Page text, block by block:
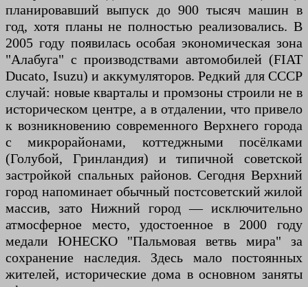
планировавший выпуск до 900 тысяч машин в
год, хотя планы не полностью реализовались. В
2005 году появилась особая экономическая зона
"Алабуга" с производствами автомобилей (FIAT
Ducato, Isuzu) и аккумуляторов. Редкий для СССР
случай: новые кварталы и промзоны строили не в
историческом центре, а в отдалении, что привело
к возникновению современного Верхнего города
с микрорайонами, коттеджными посёлками
(Голубой, Гринландия) и типичной советской
застройкой спальных районов. Сегодня Верхний
город напоминает обычный постсоветский жилой
массив, зато Нижний город — исключительно
атмосферное место, удостоенное в 2000 году
медали ЮНЕСКО "Пальмовая ветвь мира" за
сохранение наследия. Здесь мало постоянных
жителей, исторические дома в основном заняты